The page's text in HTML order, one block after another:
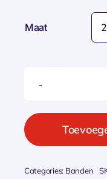
Maat
Categories: Banden